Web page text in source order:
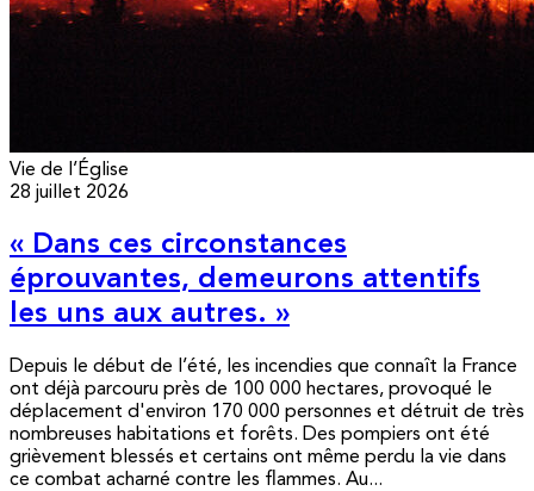
Vie de l’Église
28 juillet 2026
« Dans ces circonstances
éprouvantes, demeurons attentifs
les uns aux autres. »
Depuis le début de l’été, les incendies que connaît la France
ont déjà parcouru près de 100 000 hectares, provoqué le
déplacement d'environ 170 000 personnes et détruit de très
nombreuses habitations et forêts. Des pompiers ont été
grièvement blessés et certains ont même perdu la vie dans
ce combat acharné contre les flammes. Au...